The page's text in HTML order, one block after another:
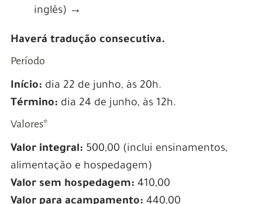
inglês) →
Haverá tradução consecutiva.
Período
Início: dia 22 de junho, às 20h.
Término: dia 24 de junho, às 12h.
Valores*
Valor integral: 500,00 (inclui ensinamentos,
alimentação e hospedagem)
Valor sem hospedagem: 410,00
Valor para acampamento: 440,00